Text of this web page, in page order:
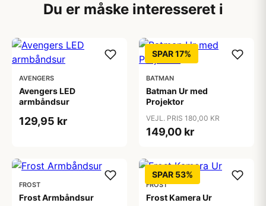
Du er måske interesseret i
AVENGERS
Avengers LED
armbåndsur
129,95 kr
SPAR 17%
BATMAN
Batman Ur med
Projektor
VEJL. PRIS 180,00 KR
149,00 kr
FROST
Frost Armbåndsur
SPAR 53%
FROST
Frost Kamera Ur